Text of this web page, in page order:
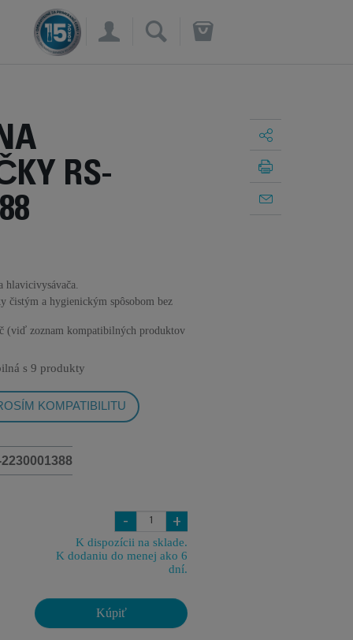
×
RS-
hlavicivysávača.
čistým a hygienickým spôsobom bez
(viď zoznam kompatibilných produktov
s 9 produkty
KOMPATIBILITU
2230001388
- +
K dispozícii na sklade.
K dodaniu do menej ako 6
dní.
Kúpiť